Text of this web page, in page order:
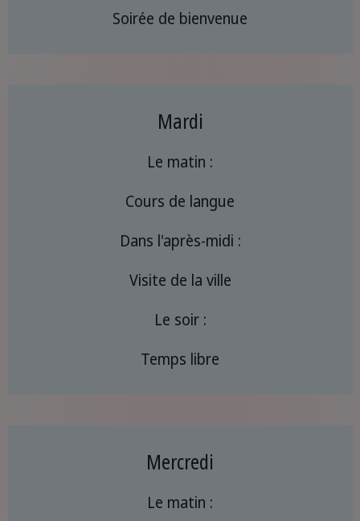
Soirée de bienvenue
Mardi
Le matin :
Cours de langue
Dans l'après-midi :
Visite de la ville
Le soir :
Temps libre
Mercredi
Le matin :